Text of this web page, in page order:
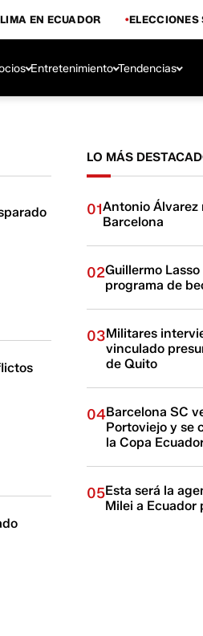
EN ECUADOR ELECCIONES
Entretenimiento Tendencias
LO MÁS
01Antonio Álvarez
Barcelona
02Guillermo
programa de
03Militares
vinculado
de Quito
04Barcelona SC
Portoviejo y se
la Copa
05Esta será la
Milei a Ecuador